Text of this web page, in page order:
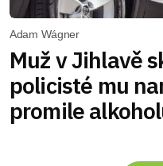
Adam Wágner
Muž v Jihlavě
policisté mu
promile